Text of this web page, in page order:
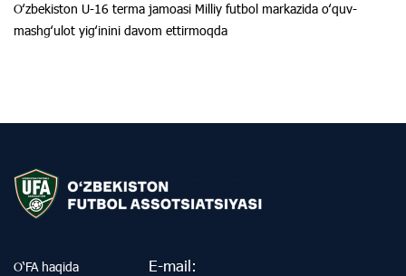
Oʻzbekiston U-16 terma jamoasi Milliy futbol markazida oʻquv-
mashgʻulot yigʻinini davom ettirmoqda
O‘FA haqida
E-mail: